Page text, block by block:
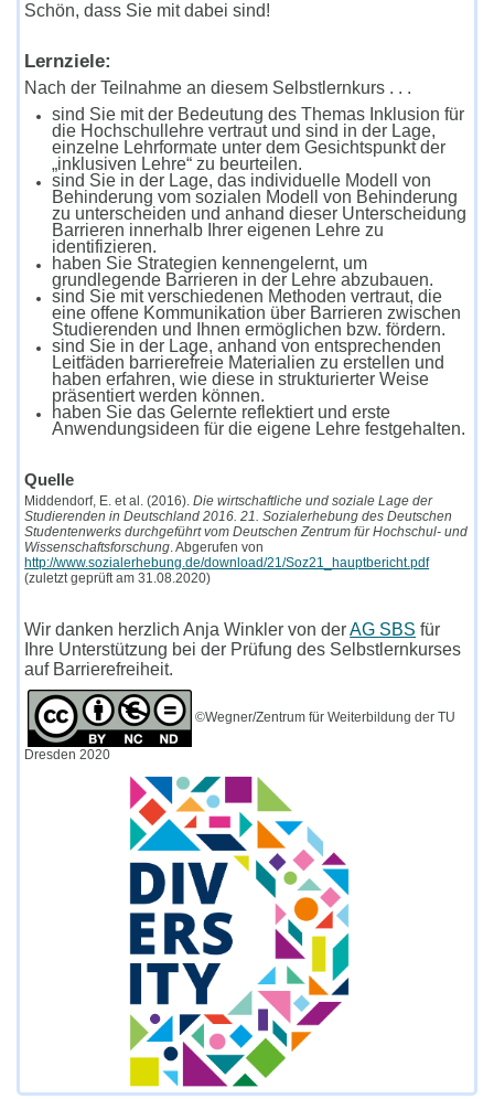
Schön, dass Sie mit dabei sind!
Lernziele:
Nach der Teilnahme an diesem Selbstlernkurs . . .
sind Sie mit der Bedeutung des Themas Inklusion für
die Hochschullehre vertraut und sind in der Lage,
einzelne Lehrformate unter dem Gesichtspunkt der
„inklusiven Lehre“ zu beurteilen.
sind Sie in der Lage, das individuelle Modell von
Behinderung vom sozialen Modell von Behinderung
zu unterscheiden und anhand dieser Unterscheidung
Barrieren innerhalb Ihrer eigenen Lehre zu
identifizieren.
haben Sie Strategien kennengelernt, um
grundlegende Barrieren in der Lehre abzubauen.
sind Sie mit verschiedenen Methoden vertraut, die
eine offene Kommunikation über Barrieren zwischen
Studierenden und Ihnen ermöglichen bzw. fördern.
sind Sie in der Lage, anhand von entsprechenden
Leitfäden barrierefreie Materialien zu erstellen und
haben erfahren, wie diese in strukturierter Weise
präsentiert werden können.
haben Sie das Gelernte reflektiert und erste
Anwendungsideen für die eigene Lehre festgehalten.
Quelle
Middendorf, E. et al. (2016).Die wirtschaftliche und soziale Lage der
Studierenden in Deutschland 2016. 21. Sozialerhebung des Deutschen
Studentenwerks durchgeführt vom Deutschen Zentrum für Hochschul- und
Wissenschaftsforschung. Abgerufen von
http://www.sozialerhebung.de/download/21/Soz21_hauptbericht.pdf
(zuletzt geprüft am 31.08.2020)
Wir danken herzlich Anja Winkler von derAG SBS für
Ihre Unterstützung bei der Prüfung des Selbstlernkurses
auf Barrierefreiheit.
©Wegner/Zentrum für Weiterbildung der TU
Dresden 2020